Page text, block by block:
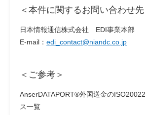
＜本件に関するお問い合わせ先
日本情報通信株式会社 EDI事業本部
E-mail： edi_contact@niandc.co.jp
＜ご参考＞
AnserDATAPORT®外国送金の
ス一覧